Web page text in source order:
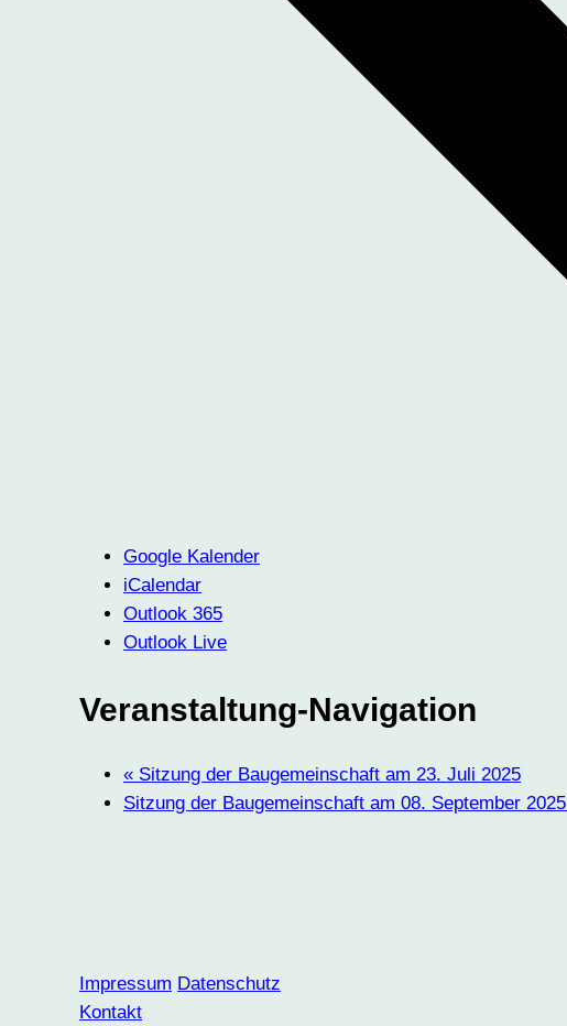
Google Kalender
iCalendar
Outlook 365
Outlook Live
Veranstaltung-Navigation
« Sitzung der Baugemeinschaft am 23. Juli 2025
Sitzung der Baugemeinschaft am 08. September 2025
Impressum Datenschutz
Kontakt